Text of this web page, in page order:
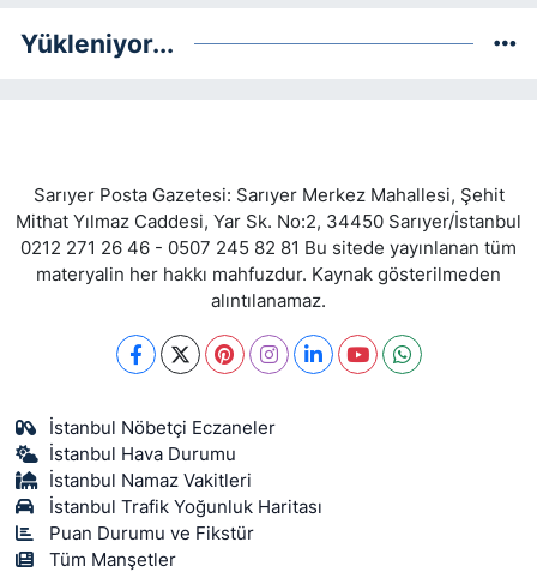
Yükleniyor...
Sarıyer Posta Gazetesi: Sarıyer Merkez Mahallesi, Şehit
Mithat Yılmaz Caddesi, Yar Sk. No:2, 34450 Sarıyer/İstanbul
0212 271 26 46 - 0507 245 82 81 Bu sitede yayınlanan tüm
materyalin her hakkı mahfuzdur. Kaynak gösterilmeden
alıntılanamaz.
İstanbul Nöbetçi Eczaneler
İstanbul Hava Durumu
İstanbul Namaz Vakitleri
İstanbul Trafik Yoğunluk Haritası
Puan Durumu ve Fikstür
Tüm Manşetler